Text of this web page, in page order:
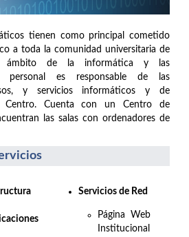
tienen como principal cometido
a toda la comunidad universitaria de
ámbito de la informática y las
personal es responsable de las
y servicios informáticos y de
Centro. Cuenta con un Centro de
las salas con ordenadores de
Servicios de Red
Página Web
Institucional